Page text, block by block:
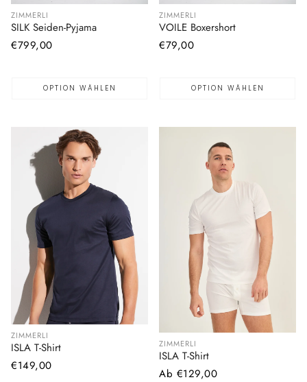
ZIMMERLI
SILK Seiden-Pyjama
Normaler
€799,00
OPTION WÄHLEN
ZIMMERLI
VOILE Boxershort
Normaler
€79,00
OPTION WÄHLEN
ZIMMERLI
ISLA T-Shirt
Normaler
€149,00
ZIMMERLI
ISLA T-Shirt
Normaler
Ab €129,00